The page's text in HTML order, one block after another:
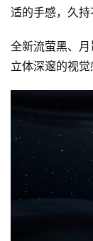
适的手感，久持
全新流萤黑、
立体深邃的视觉